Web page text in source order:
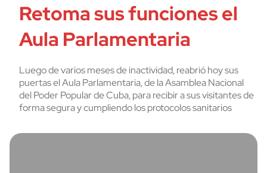
Retoma sus funciones el
Aula Parlamentaria
Luego de varios meses de inactividad, reabrió hoy sus
puertas el Aula Parlamentaria, de la Asamblea Nacional
del Poder Popular de Cuba, para recibir a sus visitantes de
forma segura y cumpliendo los protocolos sanitarios